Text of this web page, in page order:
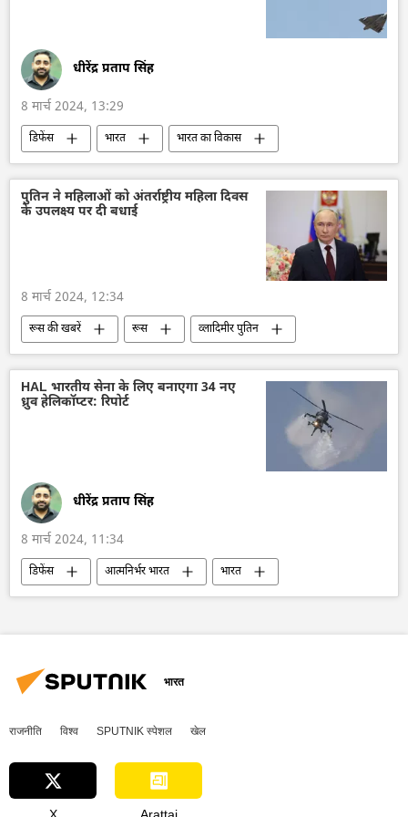
सीमा विवाद
चीन
धीरेंद्र प्रताप सिंह
8 मार्च 2024, 13:29
डिफेंस भारत
भारत का विकास
भारत सरकार
आत्मनिर्भर भारत
Make in India
लड़ाकू विमान
DRDO
हिंदुस्तान एयरोनॉटिक्स लिमिटेड (HAL)
पुतिन ने महिलाओं को अंतर्राष्ट्रीय महिला दिवस
के उपलक्ष्य पर दी बधाई
8 मार्च 2024, 12:34
रूस की खबरें रूस
व्लादिमीर पुतिन
पारंपरिक परिवार
रूसी संस्कृति
अन्तरराष्ट्रीय महिला दिवस
संस्कृति संरक्षण
रूस का विकास
HAL भारतीय सेना के लिए बनाएगा 34 नए
ध्रुव हेलिकॉप्टर: रिपोर्ट
धीरेंद्र प्रताप सिंह
8 मार्च 2024, 11:34
डिफेंस आत्मनिर्भर भारत
भारत
भारत का विकास
भारत सरकार
हिंदुस्तान एयरोनॉटिक्स लिमिटेड (HAL)
भारत
राजनीति विश्व SPUTNIK स्पेशल खेल